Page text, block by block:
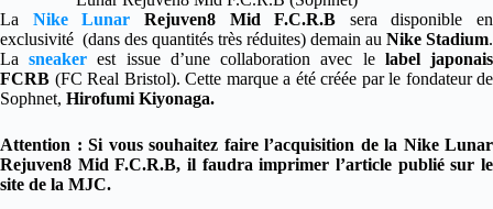
La Nike Lunar Rejuven8 Mid F.C.R.B sera disponible en
exclusivité (dans des quantités très réduites) demain au Nike Stadium.
Lasneaker est issue d’une collaboration avec le label japonais
FCRB (FC Real Bristol). Cette marque a été créée par le fondateur de
Sophnet, Hirofumi Kiyonaga.
Attention : Si vous souhaitez faire l’acquisition de la Nike Lunar
Rejuven8 Mid F.C.R.B, il faudra imprimer l’article publié sur le
site de la MJC.